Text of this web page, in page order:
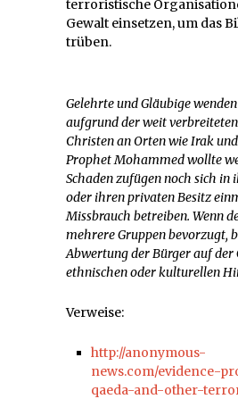
terroristische
Gewalt einsetzen, um das
trüben.
Gelehrte und Gläubige
aufgrund der weit
Christen an Orten wie Irak
Prophet Mohammed wollte
Schaden zufügen noch sich
oder ihren privaten Besitz
Missbrauch betreiben. Wenn
mehrere Gruppen bevorzugt,
Abwertung der Bürger auf der
ethnischen oder kulturellen
Verweise:
http://anonymous-
news.com/evidence-
qaeda-and-other-